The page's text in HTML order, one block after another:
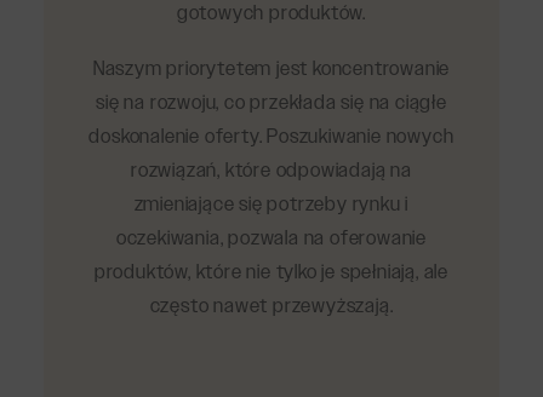
gotowych produktów.
Naszym priorytetem jest koncentrowanie
się na rozwoju, co przekłada się na ciągłe
doskonalenie oferty. Poszukiwanie nowych
rozwiązań, które odpowiadają na
zmieniające się potrzeby rynku i
oczekiwania, pozwala na oferowanie
produktów, które nie tylko je spełniają, ale
często nawet przewyższają.